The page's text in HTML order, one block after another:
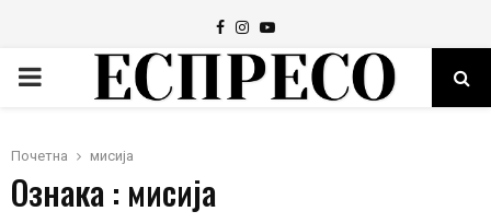
Facebook
Instagram
Youtube
PRIMARY
Почетна мисија
Ознака : мисија